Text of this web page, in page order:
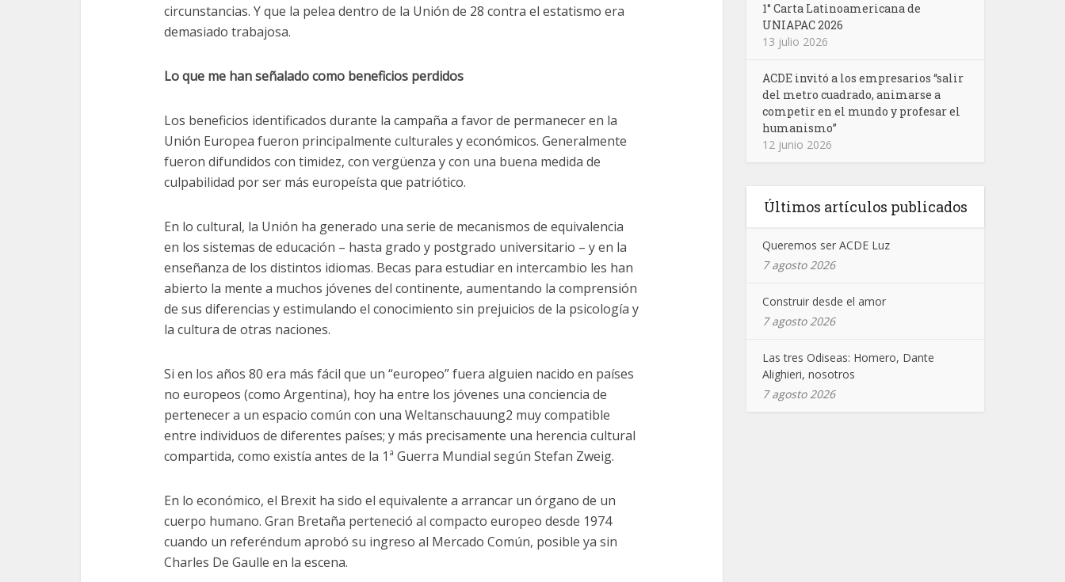
circunstancias. Y que la pelea dentro de la Unión de 28 contra el estatismo era
demasiado trabajosa.
Lo que me han señalado como beneficios perdidos
Los beneficios identificados durante la campaña a favor de permanecer en la
Unión Europea fueron principalmente culturales y económicos. Generalmente
fueron difundidos con timidez, con vergüenza y con una buena medida de
culpabilidad por ser más europeísta que patriótico.
En lo cultural, la Unión ha generado una serie de mecanismos de equivalencia
en los sistemas de educación – hasta grado y postgrado universitario – y en la
enseñanza de los distintos idiomas. Becas para estudiar en intercambio les han
abierto la mente a muchos jóvenes del continente, aumentando la comprensión
de sus diferencias y estimulando el conocimiento sin prejuicios de la psicología y
la cultura de otras naciones.
Si en los años 80 era más fácil que un “europeo” fuera alguien nacido en países
no europeos (como Argentina), hoy ha entre los jóvenes una conciencia de
pertenecer a un espacio común con una Weltanschauung2 muy compatible
entre individuos de diferentes países; y más precisamente una herencia cultural
compartida, como existía antes de la 1ª Guerra Mundial según Stefan Zweig.
En lo económico, el Brexit ha sido el equivalente a arrancar un órgano de un
cuerpo humano. Gran Bretaña perteneció al compacto europeo desde 1974
cuando un referéndum aprobó su ingreso al Mercado Común, posible ya sin
Charles De Gaulle en la escena.
1° Carta Latinoamericana de
UNIAPAC 2026
13 julio 2026
ACDE invitó a los empresarios “salir
del metro cuadrado, animarse a
competir en el mundo y profesar el
humanismo”
12 junio 2026
Últimos artículos publicados
Queremos ser ACDE Luz
7 agosto 2026
Construir desde el amor
7 agosto 2026
Las tres Odiseas: Homero, Dante
Alighieri, nosotros
7 agosto 2026